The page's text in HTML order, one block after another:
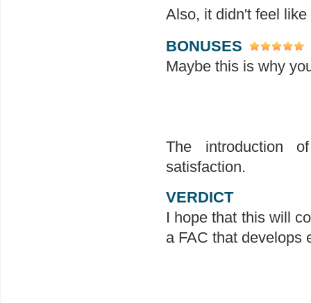
Also, it didn't feel
BONUSES
Maybe this is why
The introduction
satisfaction.
VERDICT
I hope that this will
a FAC that develops